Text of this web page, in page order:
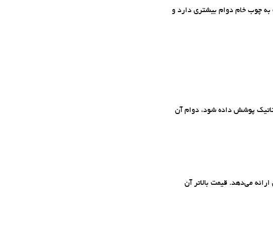
به چوب خام دوام بیشتری دارد و
پوشش داده شود، دوام آن
می‌دهد. قیمت بالاتر آن